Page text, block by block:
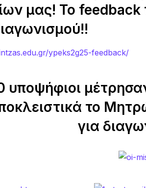
μας! Το feedback
το
για